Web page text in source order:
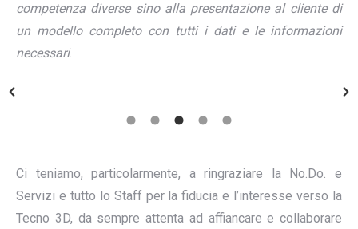
competenza diverse sino alla presentazione al cliente di
un modello completo con tutti i dati e le informazioni
necessari.
Ci teniamo, particolarmente, a ringraziare la No.Do. e
Servizi e tutto lo Staff per la fiducia e l’interesse verso la
Tecno 3D, da sempre attenta ad affiancare e collaborare